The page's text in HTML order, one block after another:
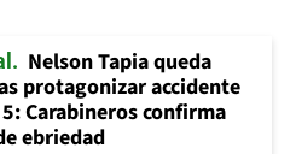
Nelson Tapia queda
protagonizar accidente
Carabineros confirma
ebriedad